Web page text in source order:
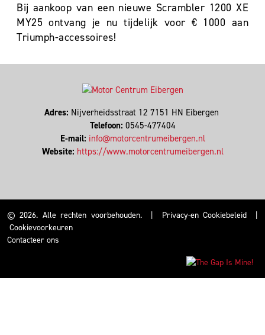
Bij aankoop van een nieuwe Scrambler 1200 XE
MY25 ontvang je nu tijdelijk voor € 1000 aan
Triumph-accessoires!
Adres: Nijverheidsstraat 12 7151 HN Eibergen
Telefoon: 0545-477404
E-mail: info@motorcentrumeibergen.nl
Website: https://www.motorcentrumeibergen.nl
© 2026. Alle rechten voorbehouden. Privacy-en Cookiebeleid
Cookievoorkeuren
Contacteer ons